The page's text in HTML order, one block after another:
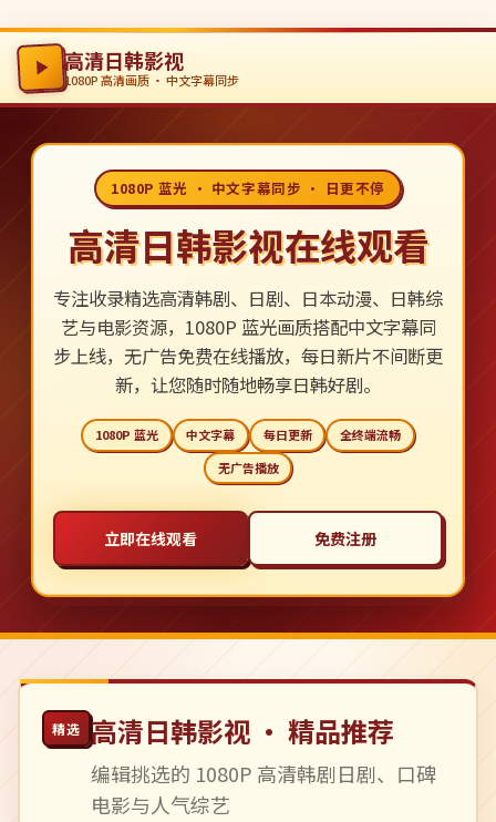
高清日韩影视
1080P 高清画质 · 中文字幕同步
1080P 蓝光 · 中文字幕同步 · 日更不停
高清日韩影视在线观看
专注收录精选高清韩剧、日剧、日本动漫、日韩综
艺与电影资源，1080P 蓝光画质搭配中文字幕同
步上线，无广告免费在线播放，每日新片不间断更
新，让您随时随地畅享日韩好剧。
1080P 蓝光 中文字幕 每日更新
全终端流畅
无广告播放
立即在线观看 免费注册
精选 高清日韩影视 · 精品推荐
编辑挑选的 1080P 高清韩剧日剧、口碑
电影与人气综艺